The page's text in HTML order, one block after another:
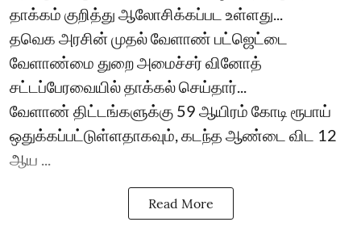
தாக்கம் குறித்து ஆலோசிக்கப்பட உள்ளது...
தவெக அரசின் முதல் வேளாண் பட்ஜெட்டை
வேளாண்மை துறை அமைச்சர் வினோத்
சட்டப்பேரவையில் தாக்கல் செய்தார்...
வேளாண் திட்டங்களுக்கு 59 ஆயிரம் கோடி ரூபாய்
ஒதுக்கப்பட்டுள்ளதாகவும், கடந்த ஆண்டை விட 12
ஆய ...
Read More